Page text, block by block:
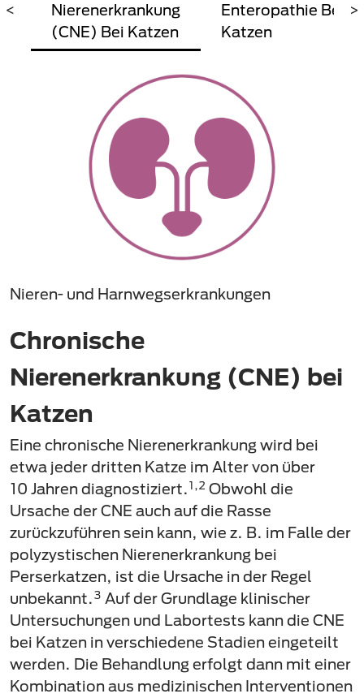
< >
Nierenerkrankung
(CNE) Bei Katzen
Enteropathie Bei
Katzen
Nieren- und Harnwegserkrankungen
Chronische
Nierenerkrankung (CNE) bei
Katzen
Eine chronische Nierenerkrankung wird bei
etwa jeder dritten Katze im Alter von über
10 Jahren diagnostiziert.1,2 Obwohl die
Ursache der CNE auch auf die Rasse
zurückzuführen sein kann, wie z. B. im Falle der
polyzystischen Nierenerkrankung bei
Perserkatzen, ist die Ursache in der Regel
unbekannt.3 Auf der Grundlage klinischer
Untersuchungen und Labortests kann die CNE
bei Katzen in verschiedene Stadien eingeteilt
werden. Die Behandlung erfolgt dann mit einer
Kombination aus medizinischen Interventionen